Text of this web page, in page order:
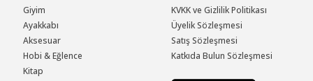
Giyim
Ayakkabı
Aksesuar
Hobi & Eğlence
Kitap
KVKK ve Gizlilik Politikası
Üyelik Sözleşmesi
Satış Sözleşmesi
Katkıda Bulun Sözleşmesi